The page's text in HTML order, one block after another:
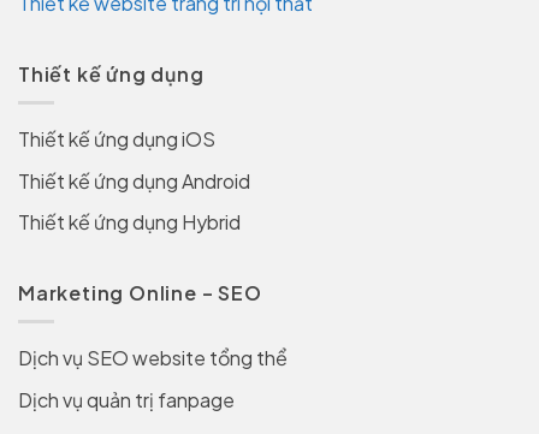
Thiết kế ứng dụng
Thiết kế ứng dụng iOS
Thiết kế ứng dụng Android
Thiết kế ứng dụng Hybrid
Marketing Online – SEO
Dịch vụ SEO website tổng thể
Dịch vụ quản trị fanpage